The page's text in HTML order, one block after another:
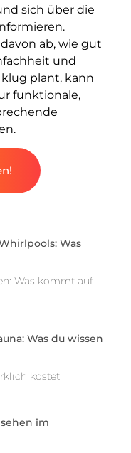
sich über die
ab, wie gut
und
plant, kann
funktionale,
Was
Was kommt auf
Was du wissen
kostet
im